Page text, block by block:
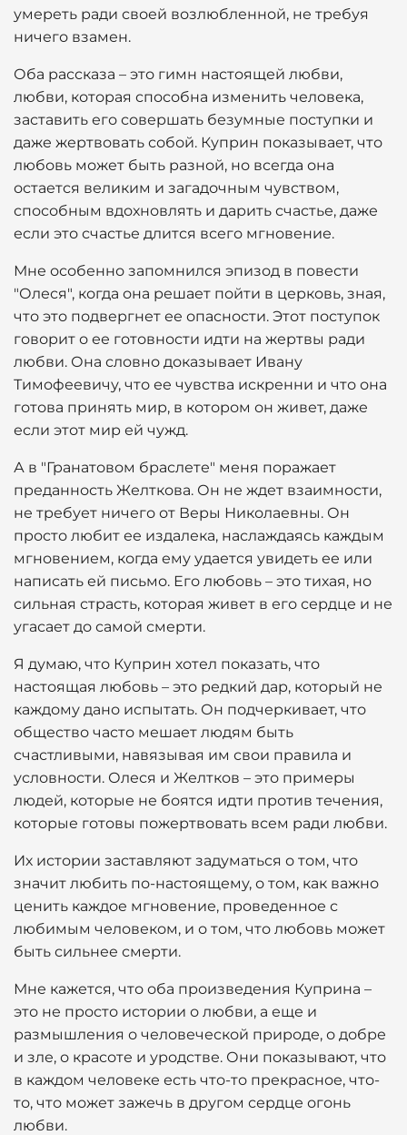
умереть ради своей возлюбленной, не требуя
ничего взамен.
Оба рассказа – это гимн настоящей любви,
любви, которая способна изменить человека,
заставить его совершать безумные поступки и
даже жертвовать собой. Куприн показывает, что
любовь может быть разной, но всегда она
остается великим и загадочным чувством,
способным вдохновлять и дарить счастье, даже
если это счастье длится всего мгновение.
Мне особенно запомнился эпизод в повести
"Олеся", когда она решает пойти в церковь, зная,
что это подвергнет ее опасности. Этот поступок
говорит о ее готовности идти на жертвы ради
любви. Она словно доказывает Ивану
Тимофеевичу, что ее чувства искренни и что она
готова принять мир, в котором он живет, даже
если этот мир ей чужд.
А в "Гранатовом браслете" меня поражает
преданность Желткова. Он не ждет взаимности,
не требует ничего от Веры Николаевны. Он
просто любит ее издалека, наслаждаясь каждым
мгновением, когда ему удается увидеть ее или
написать ей письмо. Его любовь – это тихая, но
сильная страсть, которая живет в его сердце и не
угасает до самой смерти.
Я думаю, что Куприн хотел показать, что
настоящая любовь – это редкий дар, который не
каждому дано испытать. Он подчеркивает, что
общество часто мешает людям быть
счастливыми, навязывая им свои правила и
условности. Олеся и Желтков – это примеры
людей, которые не боятся идти против течения,
которые готовы пожертвовать всем ради любви.
Их истории заставляют задуматься о том, что
значит любить по-настоящему, о том, как важно
ценить каждое мгновение, проведенное с
любимым человеком, и о том, что любовь может
быть сильнее смерти.
Мне кажется, что оба произведения Куприна –
это не просто истории о любви, а еще и
размышления о человеческой природе, о добре
и зле, о красоте и уродстве. Они показывают, что
в каждом человеке есть что-то прекрасное, что-
то, что может зажечь в другом сердце огонь
любви.